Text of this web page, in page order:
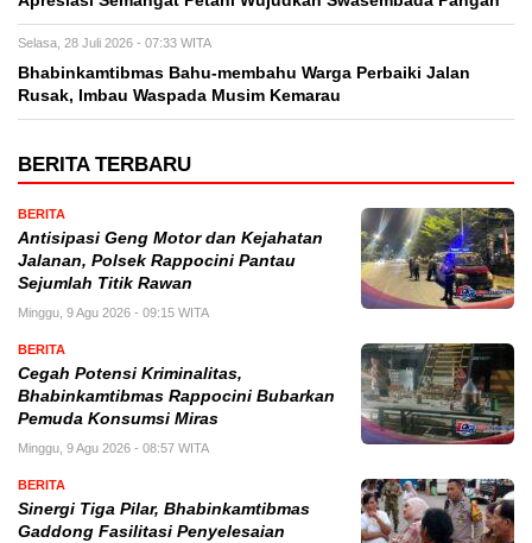
Selasa, 28 Juli 2026 - 07:33 WITA
Bhabinkamtibmas Bahu-membahu Warga Perbaiki Jalan
Rusak, Imbau Waspada Musim Kemarau
BERITA TERBARU
BERITA
Antisipasi Geng Motor dan Kejahatan
Jalanan, Polsek Rappocini Pantau
Sejumlah Titik Rawan
Minggu, 9 Agu 2026 - 09:15 WITA
BERITA
Cegah Potensi Kriminalitas,
Bhabinkamtibmas Rappocini Bubarkan
Pemuda Konsumsi Miras
Minggu, 9 Agu 2026 - 08:57 WITA
BERITA
Sinergi Tiga Pilar, Bhabinkamtibmas
Gaddong Fasilitasi Penyelesaian